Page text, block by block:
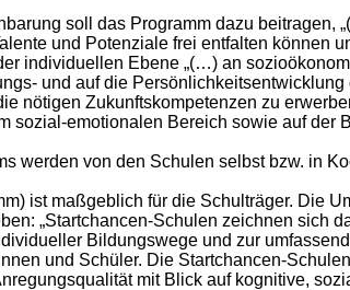
soll das Programm dazu beitragen,
und Potenziale frei entfalten können
individuellen Ebene „(…) an
und auf die
nötigen Zukunftskompetenzen zu
sozial-emotionalen Bereich sowie auf der
werden von den Schulen selbst bzw. in
ist maßgeblich für die Schulträger. Die
„Startchancen-Schulen zeichnen sich
Bildungswege und zur
und Schüler. Die Startchancen-
mit Blick auf kognitive,